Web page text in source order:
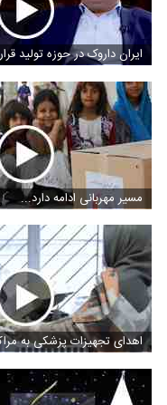
ایران داروک در حوزه تولید
مسیر مهربانی ادامه دارد...
اهدای تجهیزات پزشکی به